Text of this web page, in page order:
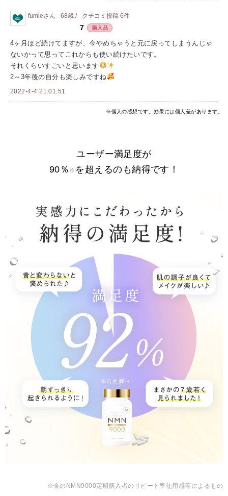
fumieさん 68歳 / クチコミ投稿 6件
7 購入品
4ヶ月ほど続けてますが、今やめちゃうと元に戻ってしまうんじゃ
ないかって思ってこれからも使い続けたいです。
それくらいすごいと思います
2～3年後の自分も楽しみですね
2022-4-4 21:01:51
※個人の感想です。効果には個人差があります。
ユーザー満足度が
90％ ※ を超えるのも納得です！
※金のNMN9000定期購入者のリピート率使用感等によるもの